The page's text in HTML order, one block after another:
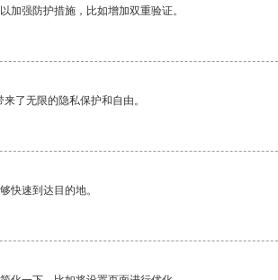
加强防护措施，比如增加双重验证。
了无限的隐私保护和自由。
快速到达目的地。